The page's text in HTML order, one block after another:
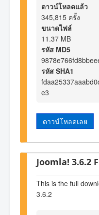
ดาวน์โหลดแล้ว
345,815 ครั้ง
ขนาดไฟล์
11.37 MB
รหัส MD5
รหัส SHA1
e3
ดาวน์โหลดเลย
Joomla! 3.6.2
This is the full
3.6.2